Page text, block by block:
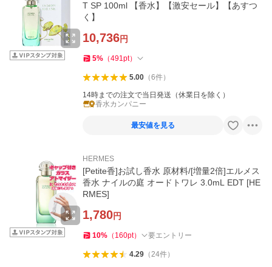
T SP 100ml 【香水】【激安セール】【あすつ
く】
10,736円
5% （491pt）
5.00（6件）
14時までの注文で当日発送（休業日を除く）
香水カンパニー
最安値を見る
HERMES
[Petite香]お試し香水 原材料/[増量2倍]エルメス
香水 ナイルの庭 オードトワレ 3.0mL EDT [HE
RMES]
1,780円
10% （ 160pt） 要エントリー
4.29（24件）